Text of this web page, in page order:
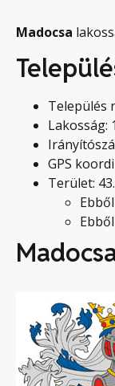
Madocsa
Település
Lakosság:
GPS
Terület: